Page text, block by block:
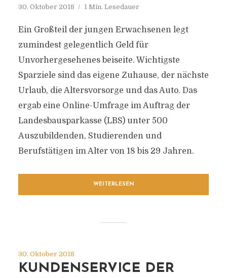
30. Oktober 2018 1 Min. Lesedauer
Ein Großteil der jungen Erwachsenen legt
zumindest gelegentlich Geld für
Unvorhergesehenes beiseite. Wichtigste
Sparziele sind das eigene Zuhause, der nächste
Urlaub, die Altersvorsorge und das Auto. Das
ergab eine Online-Umfrage im Auftrag der
Landesbausparkasse (LBS) unter 500
Auszubildenden, Studierenden und
Berufstätigen im Alter von 18 bis 29 Jahren.
WEITERLESEN
30. Oktober 2018
KUNDENSERVICE DER